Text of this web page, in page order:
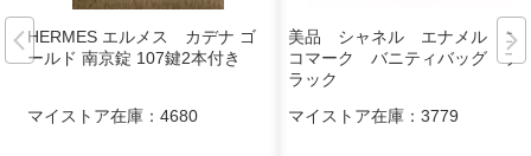
HERMES エルメス カデナ ゴ
ールド 南京錠 107鍵2本付き
マイストア在庫： 4680
美品 シャネル エナメル コ
コマーク バニティバッグ ブ
ラック
マイストア在庫： 3779